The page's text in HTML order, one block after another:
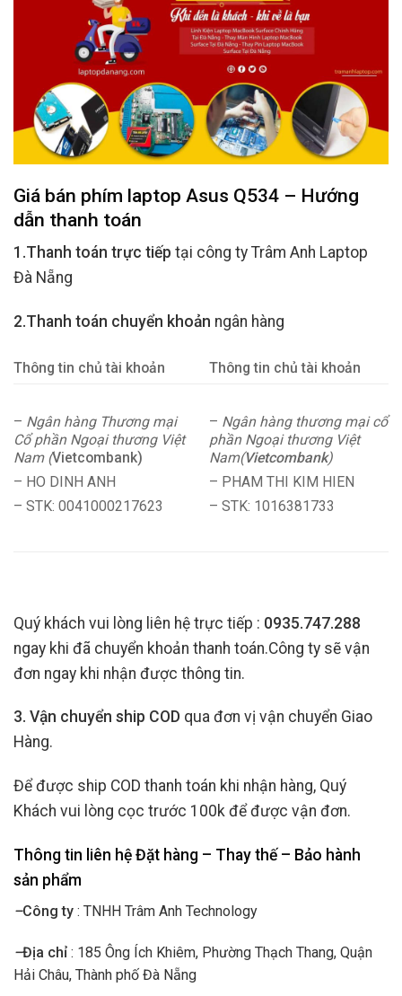
Giá bán phím laptop Asus Q534 – Hướng
dẫn thanh toán
1.Thanh toán trực tiếp tại công ty Trâm Anh Laptop
Đà Nẵng
2.Thanh toán chuyển khoản ngân hàng
Thông tin chủ tài khoản Thông tin chủ tài khoản
– Ngân hàng Thương mại
Cổ phần Ngoại thương Việt
Nam (Vietcombank)
– HO DINH ANH
– STK: 0041000217623
– Ngân hàng thương mại cổ
phần Ngoại thương Việt
Nam(Vietcombank)
– PHAM THI KIM HIEN
– STK: 1016381733
Quý khách vui lòng liên hệ trực tiếp : 0935.747.288
ngay khi đã chuyển khoản thanh toán.Công ty sẽ vận
đơn ngay khi nhận được thông tin.
3. Vận chuyển ship COD qua đơn vị vận chuyển Giao
Hàng.
Để được ship COD thanh toán khi nhận hàng, Quý
Khách vui lòng cọc trước 100k để được vận đơn.
Thông tin liên hệ Đặt hàng – Thay thế – Bảo hành
sản phẩm
–Công ty : TNHH Trâm Anh Technology
–Địa chỉ : 185 Ông Ích Khiêm, Phường Thạch Thang, Quận
Hải Châu, Thành phố Đà Nẵng